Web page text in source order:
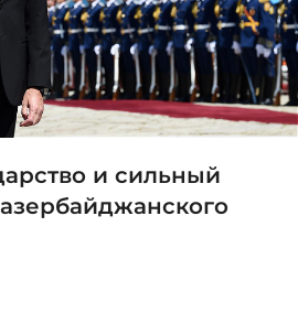
и сильный